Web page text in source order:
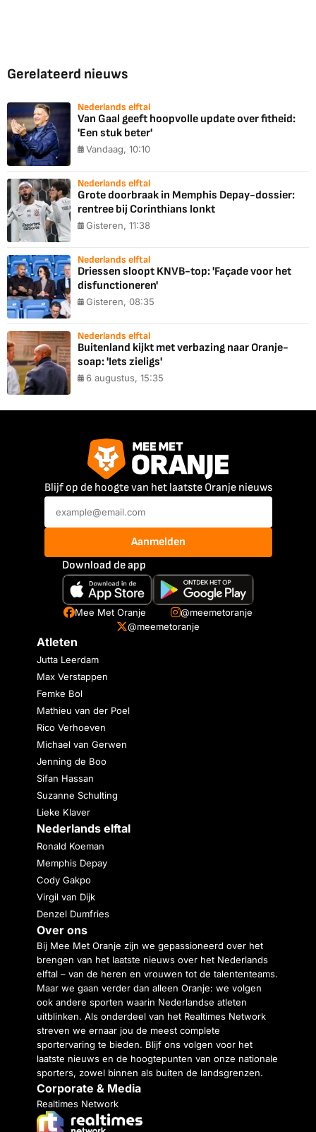
Gerelateerd nieuws
Nederlands elftal
Van Gaal geeft hoopvolle update over fitheid:
'Een stuk beter'
Vandaag, 10:10
Nederlands elftal
Grote doorbraak in Memphis Depay-dossier:
rentree bij Corinthians lonkt
Gisteren, 11:38
Nederlands elftal
Driessen sloopt KNVB-top: 'Façade voor het
disfunctioneren'
Gisteren, 08:35
Nederlands elftal
Buitenland kijkt met verbazing naar Oranje-
soap: 'Iets zieligs'
6 augustus, 15:35
Blijf op de hoogte van het laatste Oranje nieuws
Aanmelden
Download de app
Mee Met Oranje
@meemetoranje
@meemetoranje
Atleten
Jutta Leerdam
Max Verstappen
Femke Bol
Mathieu van der Poel
Rico Verhoeven
Michael van Gerwen
Jenning de Boo
Sifan Hassan
Suzanne Schulting
Lieke Klaver
Nederlands elftal
Ronald Koeman
Memphis Depay
Cody Gakpo
Virgil van Dijk
Denzel Dumfries
Over ons
Bij Mee Met Oranje zijn we gepassioneerd over het
brengen van het laatste nieuws over het Nederlands
elftal – van de heren en vrouwen tot de talententeams.
Maar we gaan verder dan alleen Oranje: we volgen
ook andere sporten waarin Nederlandse atleten
uitblinken. Als onderdeel van het Realtimes Network
streven we ernaar jou de meest complete
sportervaring te bieden. Blijf ons volgen voor het
laatste nieuws en de hoogtepunten van onze nationale
sporters, zowel binnen als buiten de landsgrenzen.
Corporate & Media
Realtimes Network